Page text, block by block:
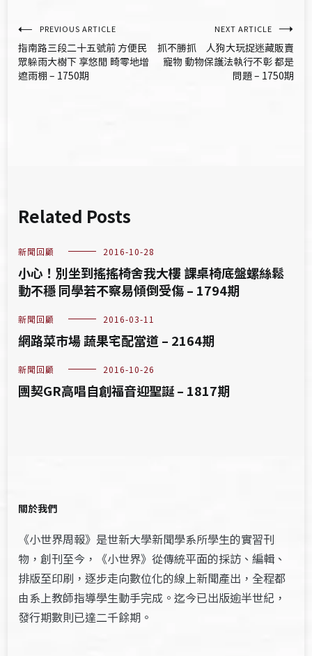
文
章
導
PREVIOUS ARTICLE
指南路三段二十五號前 方便民
眾躲雨大樹下 享悠閒 畸零地增
遮雨棚 – 1750期
NEXT ARTICLE
抓不勝抓 人狗大玩捉迷藏販賣
寵物 動物保護法執行不彰 都是
問題 – 1750期
Related Posts
新聞回顧 2016-10-28
小心！別坐到搖搖椅舍我大樓 課桌椅底盤螺絲鬆
動不穩 同學若不察易傾倒受傷 – 1794期
新聞回顧 2016-03-11
網路菜市場 蔬果宅配當道 – 2164期
新聞回顧 2016-10-26
團契GR高唱自創福音迎聖誕 – 1817期
關於我們
《小世界周報》是世新大學新聞學系所學生的實習刊
物，創刊至今，《小世界》從傳統平面的採訪、編輯、
排版至印刷，逐步走向數位化的線上新聞產出，全程都
由系上教師指導學生動手完成。迄今已出版逾半世紀，
發行期數則已達二千餘期。